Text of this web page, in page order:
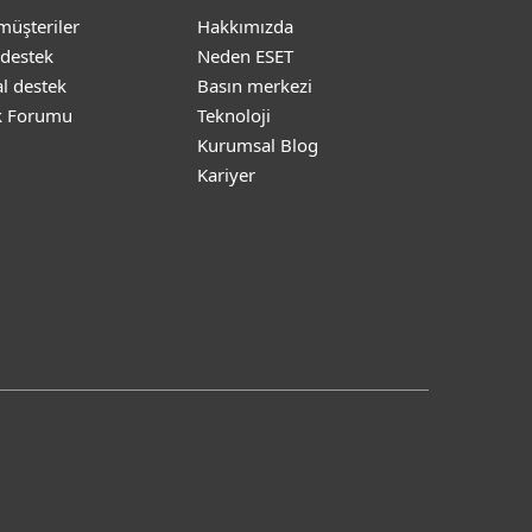
destek
Forumu
Hakkımızda
Neden ESET
Basın merkezi
Teknoloji
Kurumsal Blog
Kariyer